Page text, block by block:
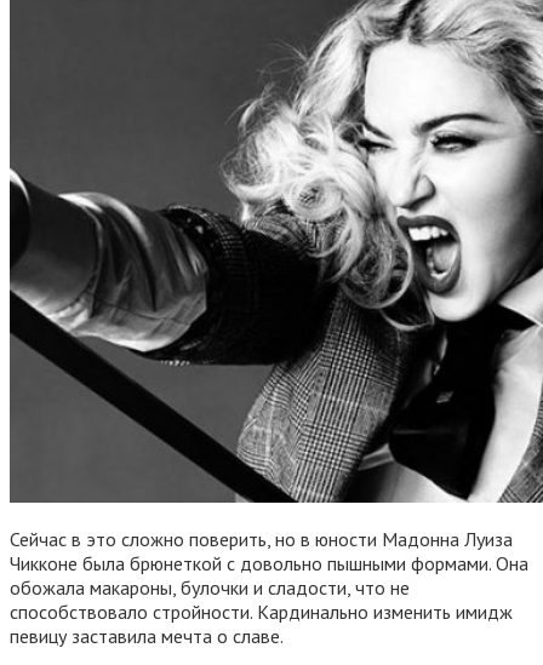
Сейчас в это сложно поверить, но в юности Мадонна Луиза
Чикконе была брюнеткой с довольно пышными формами. Она
обожала макароны, булочки и сладости, что не
способствовало стройности. Кардинально изменить имидж
певицу заставила мечта о славе.